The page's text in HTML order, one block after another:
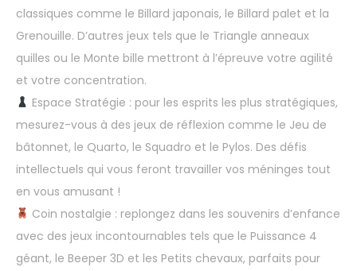
classiques comme le Billard japonais, le Billard palet et la
Grenouille. D’autres jeux tels que le Triangle anneaux
quilles ou le Monte bille mettront à l’épreuve votre agilité
et votre concentration.
Espace Stratégie : pour les esprits les plus stratégiques,
mesurez-vous à des jeux de réflexion comme le Jeu de
bâtonnet, le Quarto, le Squadro et le Pylos. Des défis
intellectuels qui vous feront travailler vos méninges tout
en vous amusant !
Coin nostalgie : replongez dans les souvenirs d’enfance
avec des jeux incontournables tels que le Puissance 4
géant, le Beeper 3D et les Petits chevaux, parfaits pour